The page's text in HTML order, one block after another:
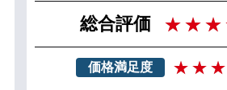
総合評価
価格満足度